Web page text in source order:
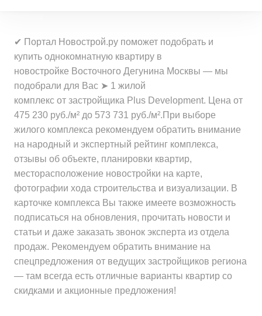
Средняя цена
Средняя цена
за 1 м²
от 472 400 ₽
Средняя цена
за квартиру
от 37 605 000 ₽
Минимальная цена
за 1 м²
Средняя цена
за 1 м²
от 465 200 ₽
за квартиру
Средняя цена
за квартиру
от 18 623 000 ₽
Минимальная цена
за 1 м²
от 516 400 ₽
Средняя цена
за 1 м²
✔ Портал Новострой.ру поможет подобрать и
купить однокомнатную квартиру в
новостройке Восточного Дегунина Москвы — мы
подобрали для Вас ➤ 1 жилой
комплекс от застройщика Plus Development. Цена от
475 230 руб./м² до 573 731 руб./м².При выборе
жилого комплекса рекомендуем обратить внимание
на народный и экспертный рейтинг комплекса,
отзывы об объекте, планировки квартир,
месторасположение новостройки на карте,
фотографии хода строительства и визуализации. В
карточке комплекса Вы также имеете возможность
подписаться на обновления, прочитать новости и
статьи и даже заказать звонок эксперта из отдела
продаж. Рекомендуем обратить внимание на
спецпредложения от ведущих застройщиков региона
— там всегда есть отличные варианты квартир со
скидками и акционные предложения!